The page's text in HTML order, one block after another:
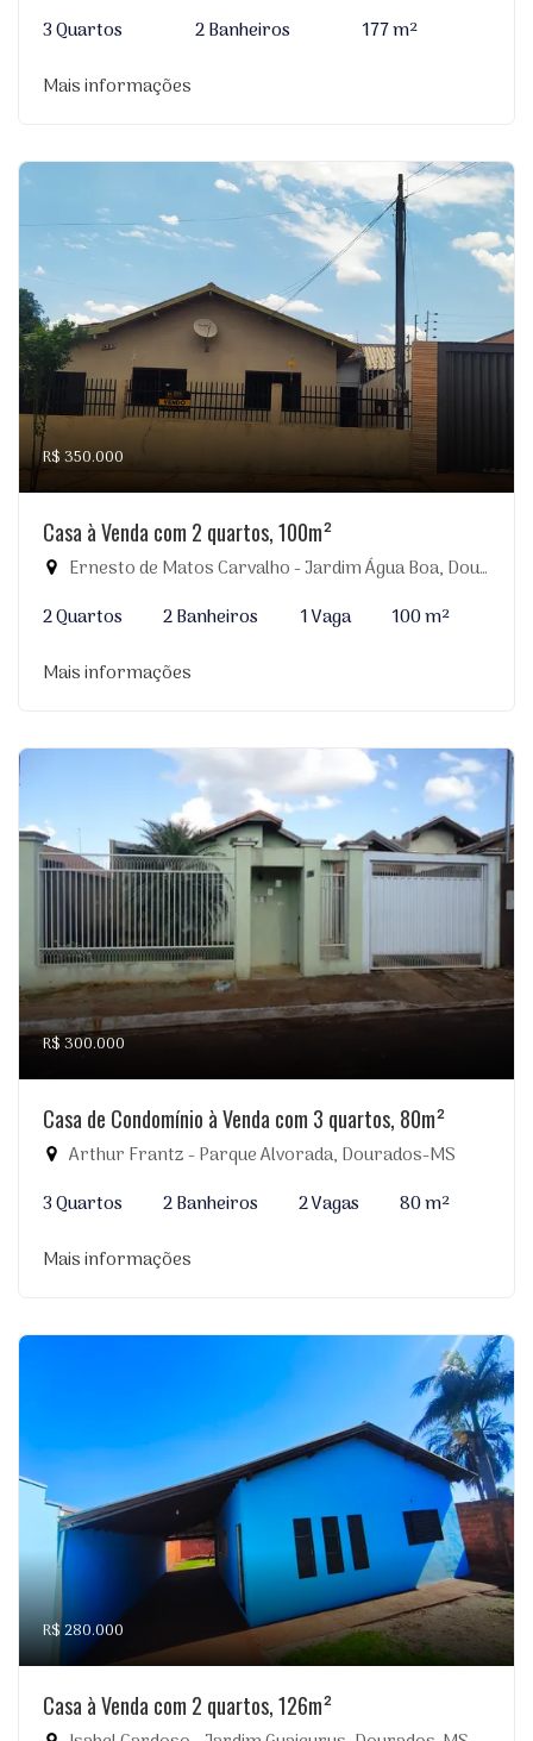
3 Quartos
2 Banheiros
177 m²
Mais informações
R$ 350.000
Casa à Venda com 2 quartos, 100m²
Ernesto de Matos Carvalho - Jardim Água Boa, Dourados-MS
2 Quartos
2 Banheiros 1 Vaga
100 m²
Mais informações
R$ 300.000
Casa de Condomínio à Venda com 3 quartos, 80m²
Arthur Frantz - Parque Alvorada, Dourados-MS
3 Quartos
2 Banheiros 2 Vagas
80 m²
Mais informações
R$ 280.000
Casa à Venda com 2 quartos, 126m²